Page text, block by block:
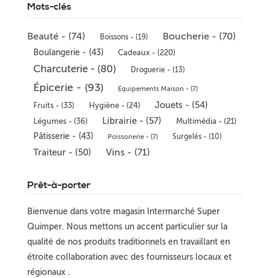
Mots-clés
Beauté - (74) Boissons - (19) Boucherie - (70)
Boulangerie - (43) Cadeaux - (220)
Charcuterie - (80) Droguerie - (13)
Épicerie - (93) Équipements Maison - (7)
Fruits - (33) Hygiène - (24) Jouets - (54)
Légumes - (36) Librairie - (57) Multimédia - (21)
Pâtisserie - (43) Poissonerie - (7) Surgelés - (10)
Traiteur - (50) Vins - (71)
Prêt-à-porter
Bienvenue dans votre magasin Intermarché Super
Quimper. Nous mettons un accent particulier sur la
qualité de nos produits traditionnels en travaillant en
étroite collaboration avec des fournisseurs locaux et
régionaux .